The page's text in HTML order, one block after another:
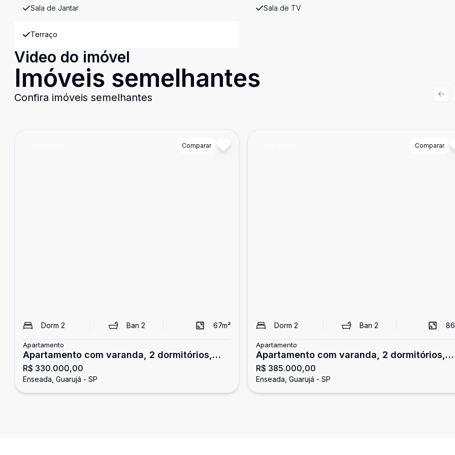
Sala de Jantar Sala de TV
Terraço
Video do imóvel
Imóveis semelhantes
Confira imóveis semelhantes
Comparar
Dorm 2 Ban2 67m²
Apartamento
Apartamento com varanda, 2 dormitórios,
Enseada, Guarujá
R$ 330.000,00
Enseada, Guarujá - SP
Comparar
Dorm 2 Ban 2 86
Apartamento
Apartamento com varanda, 2 dormitórios,
Enseada, Guarujá
R$ 385.000,00
Enseada, Guarujá - SP